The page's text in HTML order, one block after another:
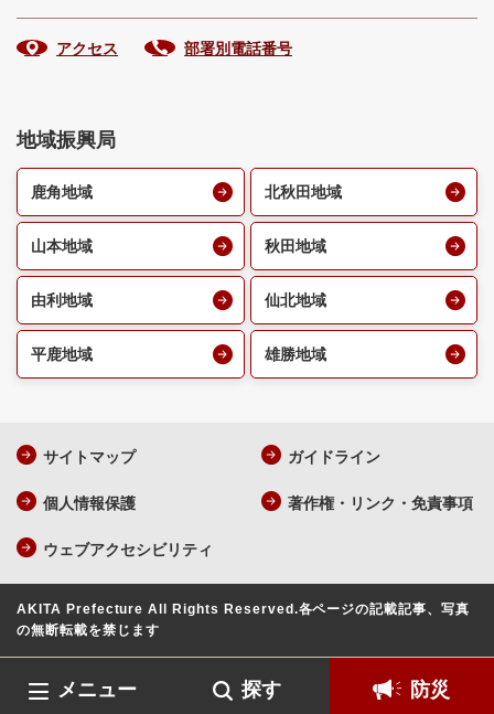
メニュー 探す 防災
アクセス 部署別電話番号
地域振興局
鹿角地域 北秋田地域
山本地域 秋田地域
由利地域 仙北地域
平鹿地域 雄勝地域
サイトマップ ガイドライン
個人情報保護 著作権・リンク・免責事項
ウェブアクセシビリティ
AKITA Prefecture All Rights Reserved.各ページの記載記事、写真
の無断転載を禁じます